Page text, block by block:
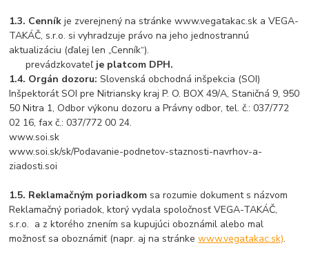
1.3. Cenník je zverejnený na stránke www.vegatakac.sk a VEGA-
TAKÁČ, s.r.o. si vyhradzuje právo na jeho jednostrannú
aktualizáciu (ďalej len „Cenník“).
prevádzkovateľ je platcom DPH.
1.4. Orgán dozoru: Slovenská obchodná inšpekcia (SOI)
Inšpektorát SOI pre Nitriansky kraj P. O. BOX 49/A, Staničná 9, 950
50 Nitra 1, Odbor výkonu dozoru a Právny odbor, tel. č.: 037/772
02 16, fax č.: 037/772 00 24.
www.soi.sk
www.soi.sk/sk/Podavanie-podnetov-staznosti-navrhov-a-
ziadosti.soi
1.5. Reklamačným poriadkom sa rozumie dokument s názvom
Reklamačný poriadok, ktorý vydala spoločnosť VEGA-TAKÁČ,
s.r.o. a z ktorého znením sa kupujúci oboznámil alebo mal
možnosť sa oboznámiť (napr. aj na stránkewww.vegatakac.sk).